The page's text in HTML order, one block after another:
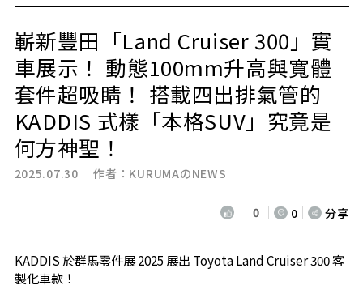
嶄新豐田「Land Cruiser 300」實
車展示！ 動態100mm升高與寬體
套件超吸睛！ 搭載四出排氣管的
KADDIS 式樣「本格SUV」究竟是
何方神聖！
2025.07.30 作者： KURUMAのNEWS
0 0 分享
KADDIS 於群馬零件展 2025 展出 Toyota Land Cruiser 300 客
製化車款！